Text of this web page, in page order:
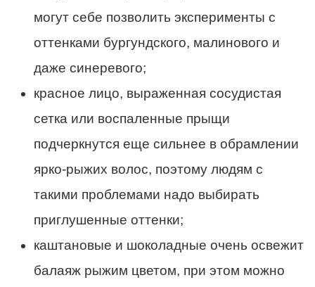
могут себе позволить эксперименты с
оттенками бургундского, малинового и
даже синеревого;
красное лицо, выраженная сосудистая
сетка или воспаленные прыщи
подчеркнутся еще сильнее в обрамлении
ярко-рыжих волос, поэтому людям с
такими проблемами надо выбирать
приглушенные оттенки;
каштановые и шоколадные очень освежит
балаяж рыжим цветом, при этом можно